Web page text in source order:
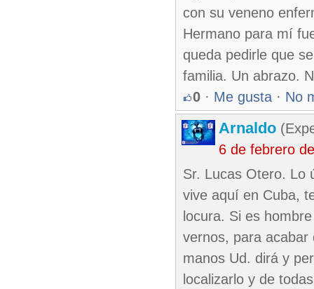
con su veneno
Hermano para mí
queda pedirle que
familia. Un abrazo.
0 · Me gusta · No
Arnaldo
6 de febrero
Sr. Lucas Otero. Lo
vive aquí en Cuba,
locura. Si es
vernos, para acabar
manos Ud. dirá y
localizarlo y de